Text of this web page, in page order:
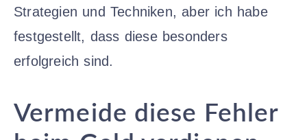
Strategien und Techniken, aber ich habe
festgestellt, dass diese besonders
erfolgreich sind.
Vermeide diese Fehler